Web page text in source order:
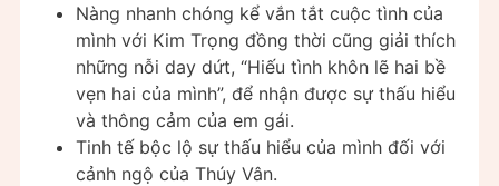
Nàng nhanh chóng kể vắn tắt cuộc tình của
mình với Kim Trọng đồng thời cũng giải thích
những nỗi day dứt, “Hiếu tình khôn lẽ hai bề
vẹn hai của mình”, để nhận được sự thấu hiểu
và thông cảm của em gái.
Tinh tế bộc lộ sự thấu hiểu của mình đối với
cảnh ngộ của Thúy Vân.